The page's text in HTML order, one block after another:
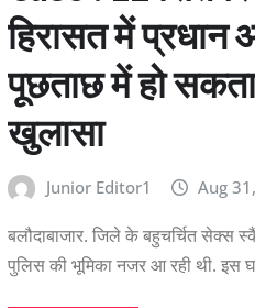
हिरासत में प्रधान
पूछताछ में हो
खुलासा
Junior Editor1 Aug
बलौदाबाजार. जिले के बहुचर्चित सेक्स
पुलिस की भूमिका नजर आ रही थी. इस